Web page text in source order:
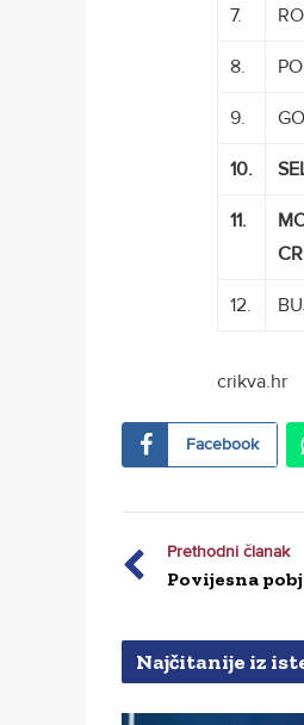
7.
8.
9.
10.
11.
12.
crikva.hr
Facebook
Prethodni članak
Povijesna
Najčitanije iz